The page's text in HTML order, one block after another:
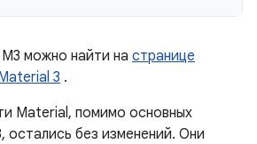
можно найти на странице
3 .
Material, помимо основных
остались без изменений. Они